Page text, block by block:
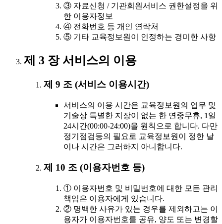
③ 자료신청 / 기관회원서비스 권한설정을 위
한 이용자정보
④ 전화번호 등 개인 연락처
⑤ 기타 교육정보원이 인정하는 경미한 사항
제 3 장 서비스의 이용
제 9 조 (서비스 이용시간)
서비스의 이용 시간은 교육정보원의 업무 및
기술상 특별한 지장이 없는 한 연중무휴, 1일
24시간(00:00-24:00)을 원칙으로 합니다. 다만
정기점검등의 필요로 교육정보원이 정한 날
이나 시간은 그러하지 아니합니다.
제 10 조 (이용자번호 등)
① 이용자번호 및 비밀번호에 대한 모든 관리
책임은 이용자에게 있습니다.
② 명백한 사유가 있는 경우를 제외하고는 이
용자가 이용자번호를 공유, 양도 또는 변경할